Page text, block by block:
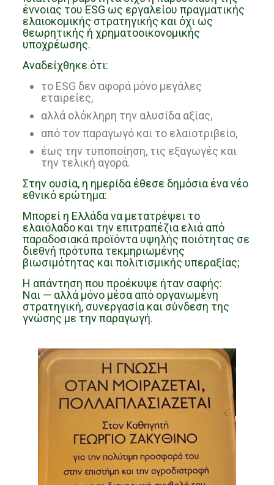
έννοιας του ESG ως εργαλείου πραγματικής
ελαιοκομικής στρατηγικής και όχι ως
θεωρητικής ή χρηματοοικονομικής
υποχρέωσης.
Αναδείχθηκε ότι:
το ESG δεν αφορά μόνο μεγάλες
εταιρείες,
αλλά ολόκληρη την αλυσίδα αξίας,
από τον παραγωγό και το ελαιοτριβείο,
έως την τυποποίηση, τις εξαγωγές και
την τελική αγορά.
Στην ουσία, η ημερίδα έθεσε δημόσια ένα νέο
εθνικό ερώτημα:
Μπορεί η Ελλάδα να μετατρέψει το
ελαιόλαδο και την επιτραπέζια ελιά από
παραδοσιακά προϊόντα υψηλής ποιότητας σε
διεθνή πρότυπα τεκμηριωμένης
βιωσιμότητας και πολιτισμικής υπεραξίας;
Η απάντηση που προέκυψε ήταν σαφής:
Ναι — αλλά μόνο μέσα από οργανωμένη
στρατηγική, συνεργασία και σύνδεση της
γνώσης με την παραγωγή.